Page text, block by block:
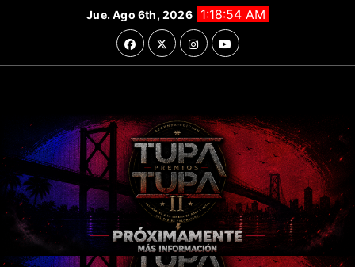
Jue. Ago 6th, 2026 1:18:56 AM